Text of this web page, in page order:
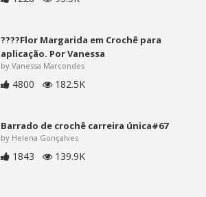
????Flor Margarida em Crochê para
aplicação. Por Vanessa
by Vanessa Marcondes
4800 182.5K
Barrado de crochê carreira única#67
by Helena Gonçalves
1843 139.9K